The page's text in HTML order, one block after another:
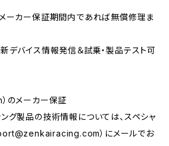
ーカー保証期間内であれば無償修理ま
デバイス情報発信＆試乗・製品テスト可
のメーカー保証
グ製品の技術情報については、スペシャ
）にメールでお